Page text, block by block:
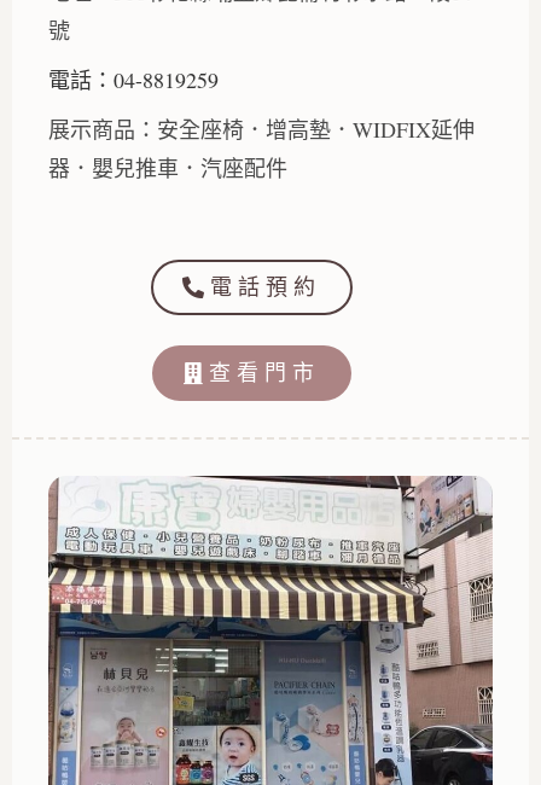
號
電話：04-8819259
展示商品：安全座椅．增高墊．WIDFIX延伸
器．嬰兒推車．汽座配件
電話預約
查看門市